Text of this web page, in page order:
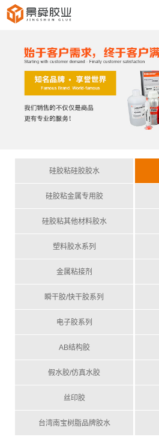
硅胶粘硅胶胶水
硅胶粘金属专用胶
硅胶粘其他材料胶水
塑料胶水系列
金属粘接剂
瞬干胶/快干胶系列
电子胶系列
AB结构胶
假水胶/仿真水胶
丝印胶
台湾南宝树脂品牌胶水